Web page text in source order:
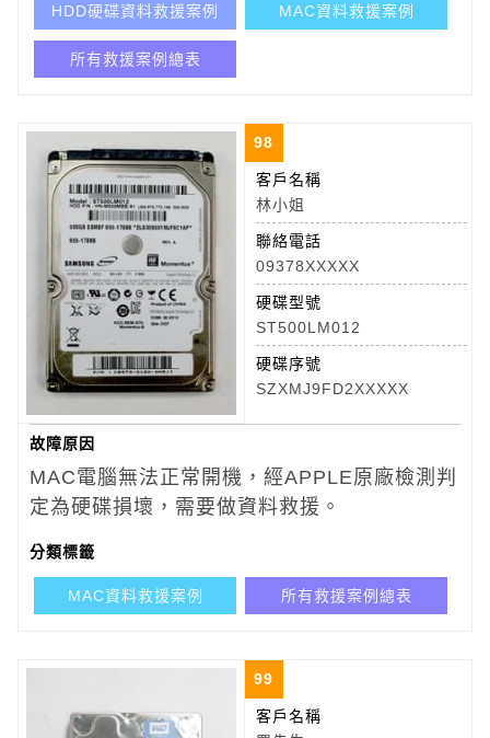
HDD硬碟資料救援案例 MAC資料救援案例
所有救援案例總表
98
客戶名稱
林小姐
聯絡電話
09378XXXXX
硬碟型號
ST500LM012
硬碟序號
SZXMJ9FD2XXXXX
故障原因
MAC電腦無法正常開機，經APPLE原廠檢測判
定為硬碟損壞，需要做資料救援。
分類標籤
MAC資料救援案例 所有救援案例總表
99
客戶名稱